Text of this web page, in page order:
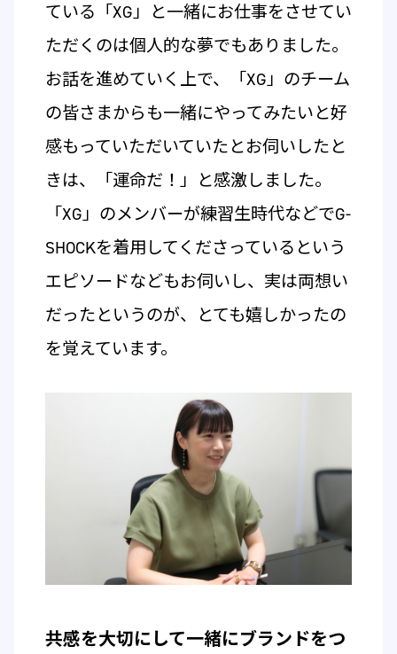
ている「XG」と一緒にお仕事をさせてい
ただくのは個人的な夢でもありました。
お話を進めていく上で、「XG」のチーム
の皆さまからも一緒にやってみたいと好
感もっていただいていたとお伺いしたと
きは、「運命だ！」と感激しました。
「XG」のメンバーが練習生時代などでG-
SHOCKを着用してくださっているという
エピソードなどもお伺いし、実は両想い
だったというのが、とても嬉しかったの
を覚えています。
共感を大切にして一緒にブランドをつ